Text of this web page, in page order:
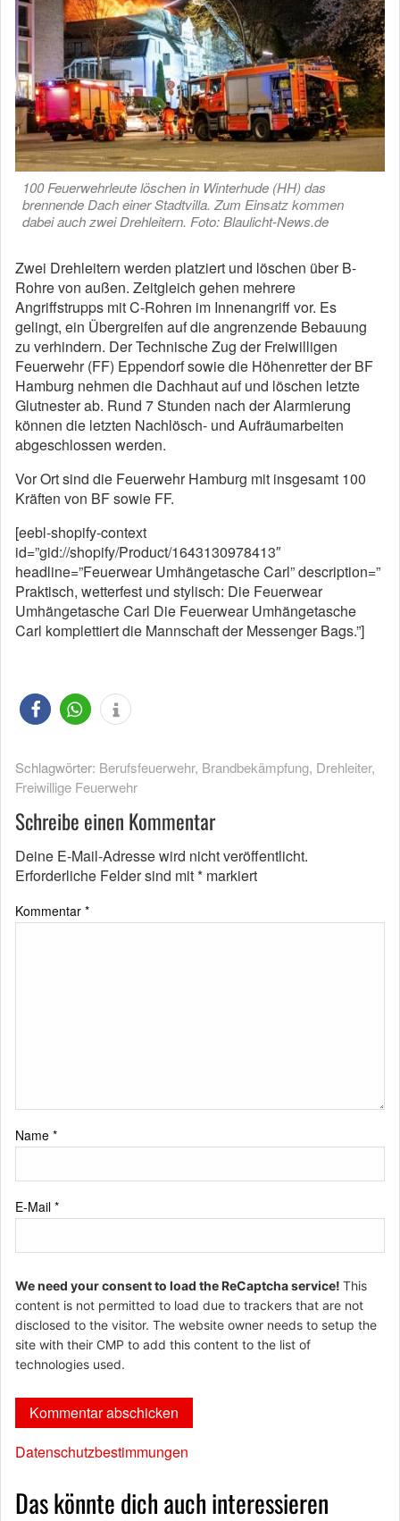
100 Feuerwehrleute löschen in Winterhude (HH) das
brennende Dach einer Stadtvilla. Zum Einsatz kommen
dabei auch zwei Drehleitern. Foto: Blaulicht-News.de
Zwei Drehleitern werden platziert und löschen über B-
Rohre von außen. Zeitgleich gehen mehrere
Angriffstrupps mit C-Rohren im Innenangriff vor. Es
gelingt, ein Übergreifen auf die angrenzende Bebauung
zu verhindern. Der Technische Zug der Freiwilligen
Feuerwehr (FF) Eppendorf sowie die Höhenretter der BF
Hamburg nehmen die Dachhaut auf und löschen letzte
Glutnester ab. Rund 7 Stunden nach der Alarmierung
können die letzten Nachlösch- und Aufräumarbeiten
abgeschlossen werden.
Vor Ort sind die Feuerwehr Hamburg mit insgesamt 100
Kräften von BF sowie FF.
[eebl-shopify-context
id=”gid://shopify/Product/1643130978413″
headline=”Feuerwear Umhängetasche Carl” description=”
Praktisch, wetterfest und stylisch: Die Feuerwear
Umhängetasche Carl Die Feuerwear Umhängetasche
Carl komplettiert die Mannschaft der Messenger Bags.”]
Schlagwörter: Berufsfeuerwehr, Brandbekämpfung, Drehleiter,
Freiwillige Feuerwehr
Schreibe einen Kommentar
Deine E-Mail-Adresse wird nicht veröffentlicht.
Erforderliche Felder sind mit* markiert
Kommentar *
Name *
E-Mail *
We need your consent to load the ReCaptcha service! This
content is not permitted to load due to trackers that are not
disclosed to the visitor. The website owner needs to setup the
site with their CMP to add this content to the list of
technologies used.
Datenschutzbestimmungen
Das könnte dich auch interessieren